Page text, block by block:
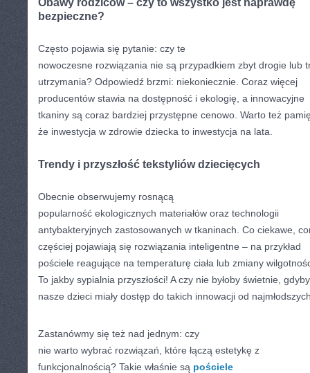
bezpieczne?
Często pojawia się pytanie: czy te
nowoczesne rozwiązania nie są przypadkiem zbyt drogie lub
utrzymania? Odpowiedź brzmi: niekoniecznie. Coraz więcej
producentów stawia na dostępność i ekologię, a innowacyjne
tkaniny są coraz bardziej przystępne cenowo. Warto też
że inwestycja w zdrowie dziecka to inwestycja na lata.
Trendy i przyszłość tekstyliów dziecięcych
Obecnie obserwujemy rosnącą
popularność ekologicznych materiałów oraz technologii
antybakteryjnych zastosowanych w tkaninach. Co ciekawe,
częściej pojawiają się rozwiązania inteligentne – na przykład
pościele reagujące na temperaturę ciała lub zmiany
To jakby sypialnia przyszłości! A czy nie byłoby świetnie, gdyby
nasze dzieci miały dostęp do takich innowacji od
Zastanówmy się też nad jednym: czy
nie warto wybrać rozwiązań, które łączą estetykę z
funkcjonalnością? Takie właśnie są pościele